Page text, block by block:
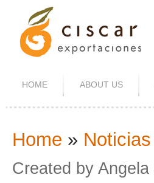
HOME ABOUT US
You Are Here
Home » Noticias
Created by Angela